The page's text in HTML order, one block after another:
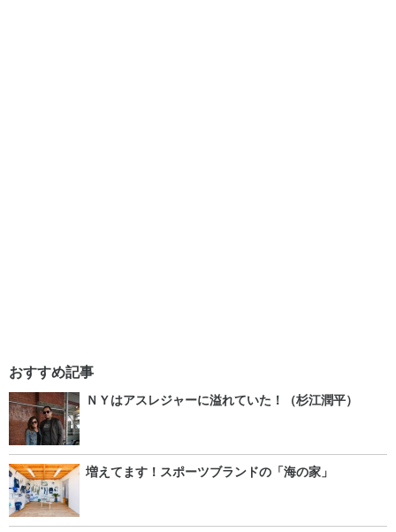
おすすめ記事
ＮＹはアスレジャーに溢れていた！（杉江潤平）
増えてます！スポーツブランドの「海の家」